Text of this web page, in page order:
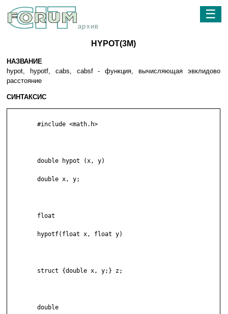
архив
☰
HYPOT(3M)
НАЗВАНИЕ
hypot, hypotf, cabs, cabsf - функция, вычисляющая эвклидово
расстояние
СИНТАКСИС